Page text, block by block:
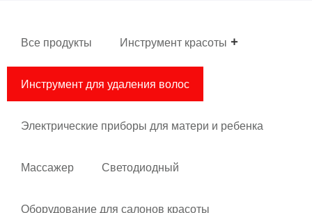
Все продукты Инструмент красоты
Инструмент для удаления волос
Электрические приборы для матери и ребенка
Массажер Светодиодный
Оборудование для салонов красоты